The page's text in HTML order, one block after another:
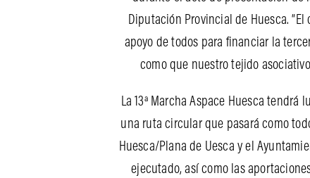
Diputación Provincial de Huesca.
apoyo de todos para financiar la
como que nuestro tejido
La 13ª Marcha Aspace Huesca
una ruta circular que pasará como
Huesca/Plana de Uesca y el
ejecutado, así como las